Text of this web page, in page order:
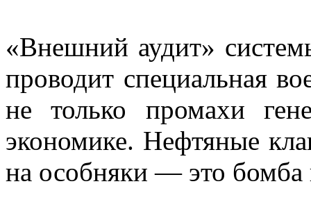
«Внешний аудит»
проводит специальная
не только промахи
экономике. Нефтяные
на особняки — это